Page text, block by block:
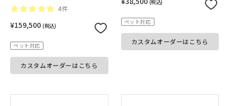
4件
¥159,500 (税込)
ペット対応
カスタムオーダーはこちら
(税込)
ペット対応
カスタムオーダーはこちら